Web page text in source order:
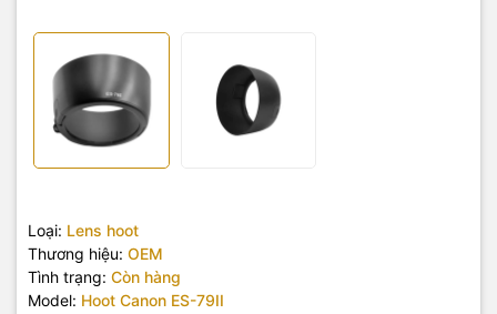
Loại: Lens hoot
Thương hiệu: OEM
Tình trạng: Còn hàng
Model: Hoot Canon ES-79II